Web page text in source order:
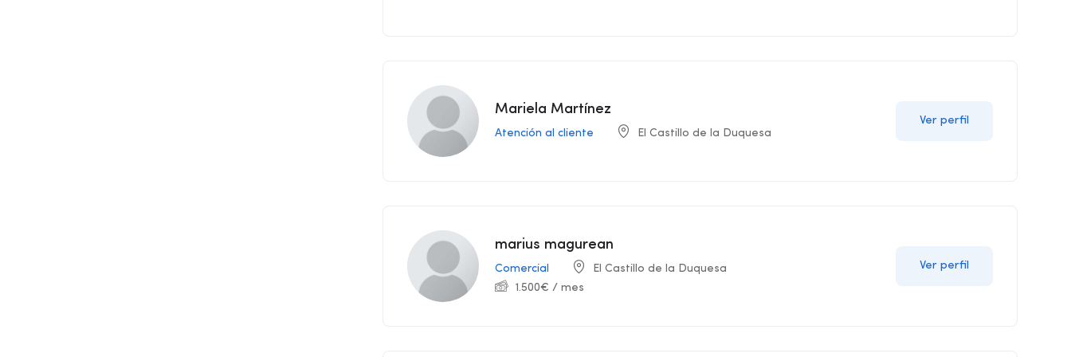
Mariela Martínez
Atención al cliente El Castillo de la Duquesa
Ver perfil
marius magurean
Comercial
El Castillo de la Duquesa
1.500€ / mes
Ver perfil